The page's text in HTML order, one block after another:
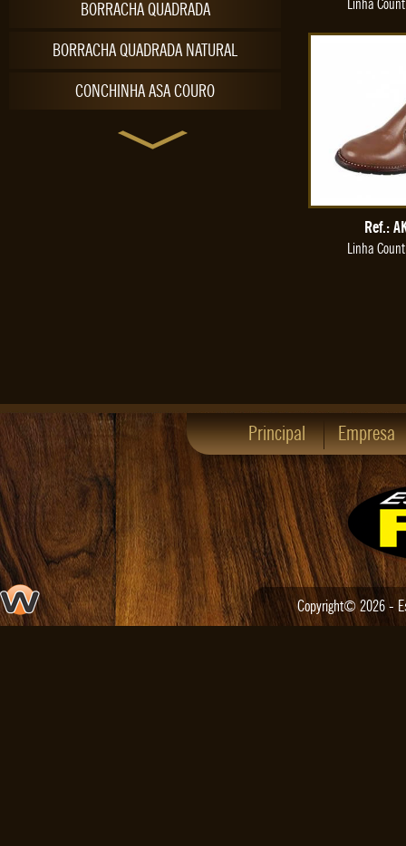
BORRACHA QUADRADA
BORRACHA QUADRADA NATURAL
CONCHINHA ASA COURO
CONCHINHA ASA PELICA
COUNTRY FINO
COUNTRY QUADRADA
COUNTRY QUADRADA PELICA
COUNTRY TEXANA
COUNTRY TEXANA NATURAL
COWBOY
Linha
Ref.:
Linha
Principal Empresa
Copyright© 2026 -